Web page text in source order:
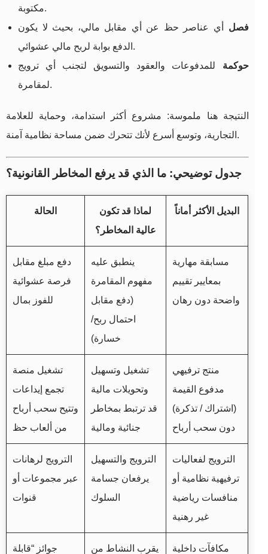
مكتوبة.
فصل أي عناصر حظ عن أي مقابل مالي، بحيث لا يكون
الدفع بوابة لربح مالي عشوائي.
حوكمة للمدفوعات والعقود والتسويق لتجنب أي ترويج
لمقامرة.
النتيجة هنا ملموسة: مشروع أكثر استدامة، وحماية للعلامة
التجارية، وتوسع أسرع لأنك تتحرك ضمن مساحة نظامية آمنة.
جدول توضيحي: ما الذي قد يرفع المخاطر القانونية؟
الحالة
لماذا قد تكون
عالية المخاطر؟
البديل الأكثر أماناً
دفع مبلغ مقابل
فرصة عشوائية
للفوز بمال
ينطبق عليه
مفهوم المقامرة
(دفع مقابل
احتمال ربح/
خسارة)
مسابقة مهارية
بمعايير تقييم
واضحة دون رهان
تشغيل منصة
تجمع إيداعات
وتتيح سحب أرباح
من ألعاب حظ
تشغيل وتسهيل
وتحويلات مالية
قد ترتبط بمخاطر
جنائية ومالية
منتج ترفيهي
مدفوع القيمة
(اشتراك / تذكرة)
دون سحب أرباح
الترويج لرهانات
عبر مجموعات أو
قنوات
الترويج والتسهيل
يرفعان جسامة
السلوك
الترويج لفعاليات
ترفيهية نظامية أو
منافسات رياضية
غير رهنية
جوائز “قابلة
يقرب النشاط من
مكافآت داخلية